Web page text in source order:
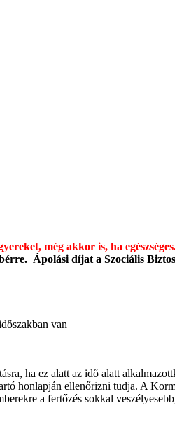
még akkor is, ha
Ápolási díjat a Szociális
van
ha ez alatt az idő alatt
honlapján ellenőrizni tudja. A
a fertőzés sokkal